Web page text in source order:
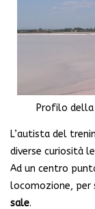
Profilo
L’autista del
diverse curiosità
Ad un centro
locomozione, per
sale.